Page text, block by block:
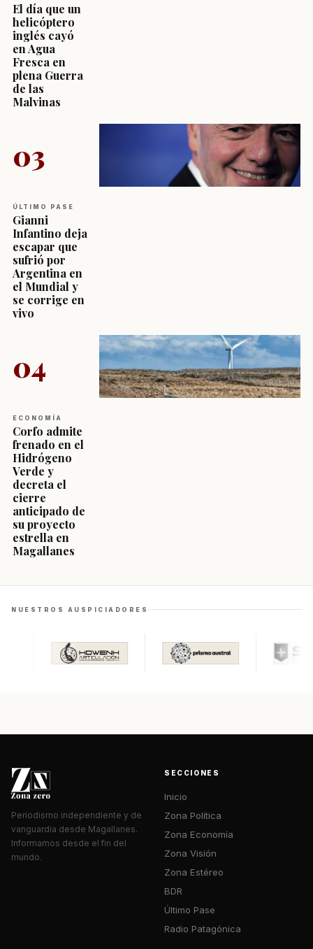
El día que un
helicóptero
inglés cayó
en Agua
Fresca en
plena Guerra
de las
Malvinas
03
ÚLTIMO PASE
Gianni
Infantino deja
escapar que
sufrió por
Argentina en
el Mundial y
se corrige en
vivo
04
ECONOMÍA
Corfo admite
frenado en el
Hidrógeno
Verde y
decreta el
cierre
anticipado de
su proyecto
estrella en
Magallanes
NUESTROS AUSPICIADORES
Periodismo independiente y de
vanguardia desde Magallanes.
Informamos desde el fin del
mundo.
SECCIONES
Inicio
Zona Política
Zona Economía
Zona Visión
Zona Estéreo
BDR
Último Pase
Radio Patagónica